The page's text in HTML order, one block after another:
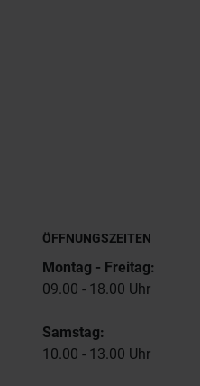
ÖFFNUNGSZEITEN
Montag - Freitag:
09.00 - 18.00 Uhr
Samstag:
10.00 - 13.00 Uhr